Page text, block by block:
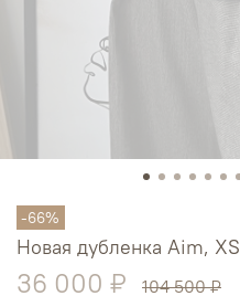
-66%
Новая дубленка Aim, XS
36 000 ₽ 104 500 ₽